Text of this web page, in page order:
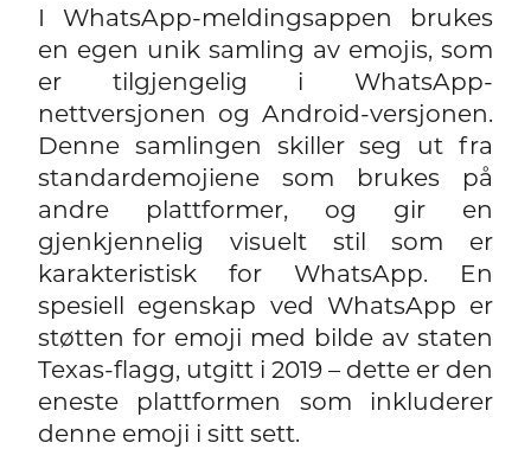
I WhatsApp-meldingsappen brukes
en egen unik samling av emojis, som
er tilgjengelig i WhatsApp-
nettversjonen og Android-versjonen.
Denne samlingen skiller seg ut fra
standardemojiene som brukes på
andre plattformer, og gir en
gjenkjennelig visuelt stil som er
karakteristisk for WhatsApp. En
spesiell egenskap ved WhatsApp er
støtten for emoji med bilde av staten
Texas-flagg, utgitt i 2019 – dette er den
eneste plattformen som inkluderer
denne emoji i sitt sett.